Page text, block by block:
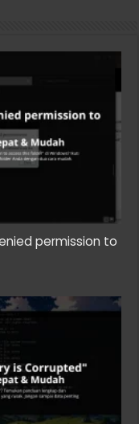
permission to